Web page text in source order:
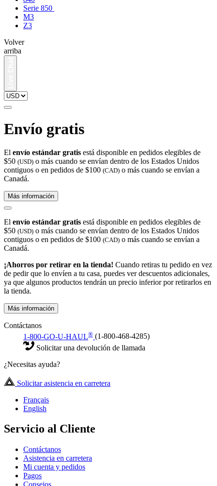
Serie 850
M3
Z3
Volver
arriba
Envío gratis
El envío estándar gratis está disponible en pedidos elegibles de
$50 (USD) o más cuando se envían dentro de los Estados Unidos
contiguos o en pedidos de $100 (CAD) o más cuando se envían a
Canadá.
Más información
El envío estándar gratis está disponible en pedidos elegibles de
$50 (USD) o más cuando se envían dentro de los Estados Unidos
contiguos o en pedidos de $100 (CAD) o más cuando se envían a
Canadá.
¡Ahorros por retirar en la tienda! Cuando retiras tu pedido en vez
de pedir que lo envíen a tu casa, puedes ver descuentos adicionales,
ya que algunos productos tendrán un precio inferior por retirarlos en
la tienda.
Más información
Contáctanos
1-800-GO-U-HAUL® (1-800-468-4285)
Solicitar una devolución de llamada
¿Necesitas ayuda?
Solicitar asistencia en carretera
Français
English
Servicio al Cliente
Contáctanos
Asistencia en carretera
Mi cuenta y pedidos
Pagos